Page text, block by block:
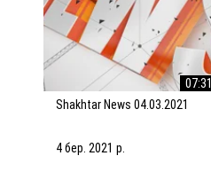
07:31
Shakhtar News 04.03.2021
4 бер. 2021 р.